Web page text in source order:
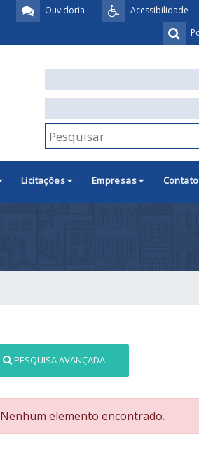
Acessibilidade
Ouvidoria
Licitações Empresas Contato
PESQUISA AVANÇADA
Nenhum elemento encontrado.